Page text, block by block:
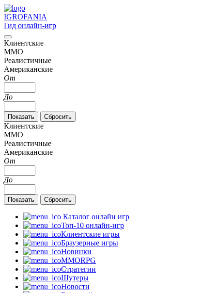
IGROFANIA
Гид онлайн-игр
Клиентские
MMO
Реалистичные
Американские
От
До
Клиентские
MMO
Реалистичные
Американские
От
До
Каталог онлайн игр
Топ-10 онлайн-игр
Клиентские игры
Браузерные игры
Новинки
MMORPG
Стратегии
Шутеры
Новости